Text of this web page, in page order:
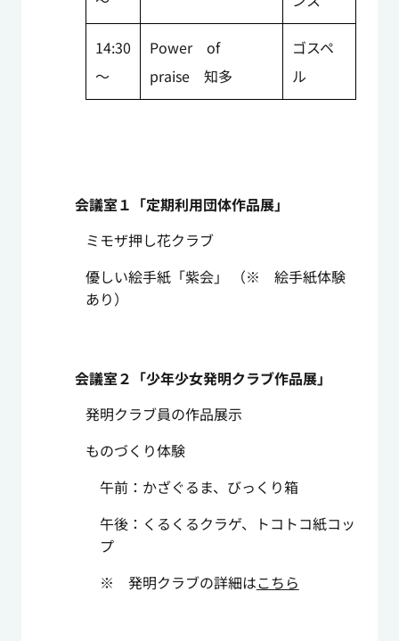
14:30
～
Power of
praise 知多
ゴスペ
ル
会議室１「定期利用団体作品展」
ミモザ押し花クラブ
優しい絵手紙「紫会」 （※ 絵手紙体験
あり）
会議室２「少年少女発明クラブ作品展」
発明クラブ員の作品展示
ものづくり体験
午前：かざぐるま、びっくり箱
午後：くるくるクラゲ、トコトコ紙コッ
プ
※ 発明クラブの詳細はこちら